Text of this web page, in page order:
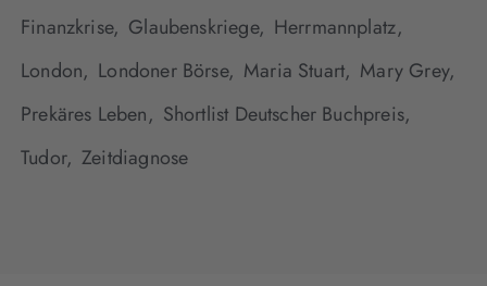
Finanzkrise, Glaubenskriege, Herrmannplatz,
London, Londoner Börse, Maria Stuart, Mary Grey,
Prekäres Leben, Shortlist Deutscher Buchpreis,
Tudor, Zeitdiagnose